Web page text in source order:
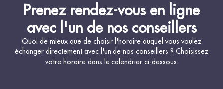
Prenez rendez-vous en ligne
avec l'un de nos conseillers
Quoi de mieux que de choisir l'horaire auquel vous voulez
échanger directement avec l'un de nos conseillers ? Choisissez
votre horaire dans le calendrier ci-dessous.